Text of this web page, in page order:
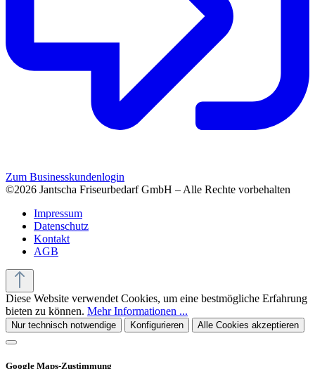
Zum Businesskundenlogin
©2026 Jantscha Friseurbedarf GmbH – Alle Rechte vorbehalten
Impressum
Datenschutz
Kontakt
AGB
Diese Website verwendet Cookies, um eine bestmögliche Erfahrung
bieten zu können. Mehr Informationen ...
Nur technisch notwendige Konfigurieren Alle Cookies akzeptieren
Google Maps-Zustimmung